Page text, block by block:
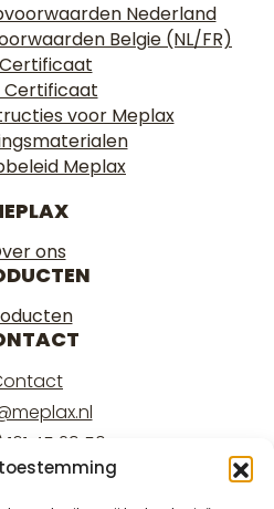
Nederland
Belgie (NL/FR)
Certificaat
Certificaat
voor Meplax
Meplax
ons
161 45 29 50
office: